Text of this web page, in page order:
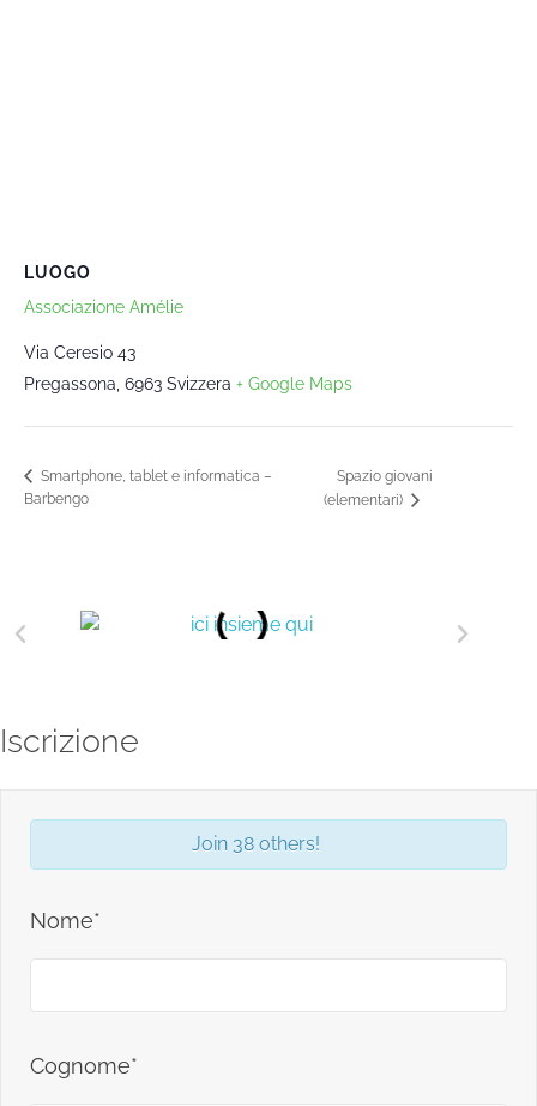
LUOGO
Associazione Amélie
Via Ceresio 43
Pregassona 6963 Svizzera + Google Maps
Smartphone, tablet e informatica –
Barbengo
Spazio giovani
(elementari)
Iscrizione
Join 38 others!
Nome*
Cognome*